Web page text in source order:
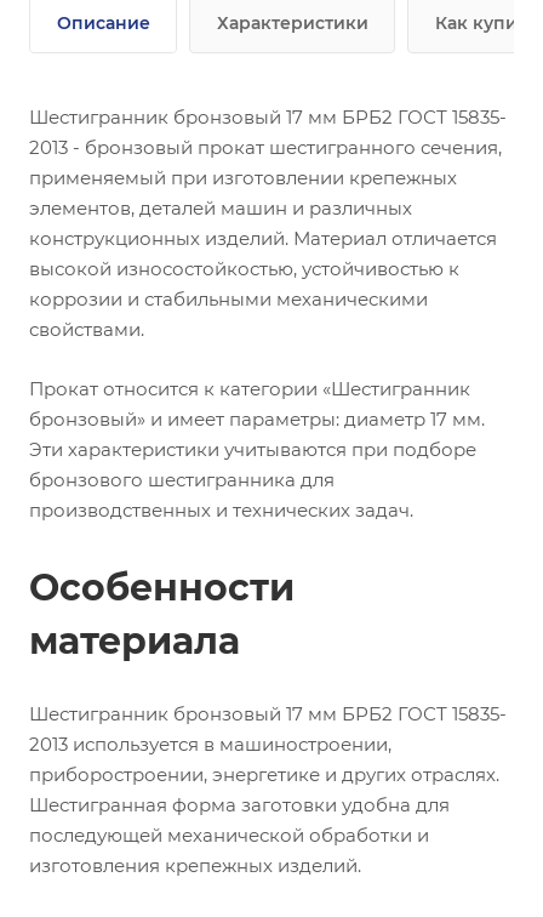
Описание Характеристики Как купить
Шестигранник бронзовый 17 мм БРБ2 ГОСТ 15835-
2013 - бронзовый прокат шестигранного сечения,
применяемый при изготовлении крепежных
элементов, деталей машин и различных
конструкционных изделий. Материал отличается
высокой износостойкостью, устойчивостью к
коррозии и стабильными механическими
свойствами.
Прокат относится к категории «Шестигранник
бронзовый» и имеет параметры: диаметр 17 мм.
Эти характеристики учитываются при подборе
бронзового шестигранника для
производственных и технических задач.
Особенности
материала
Шестигранник бронзовый 17 мм БРБ2 ГОСТ 15835-
2013 используется в машиностроении,
приборостроении, энергетике и других отраслях.
Шестигранная форма заготовки удобна для
последующей механической обработки и
изготовления крепежных изделий.